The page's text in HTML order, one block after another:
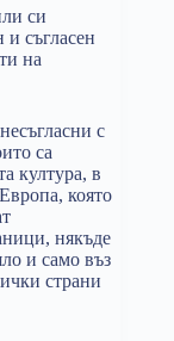
си
и съгласен
на
с
са
култура, в
която
някъде
и само въз
страни